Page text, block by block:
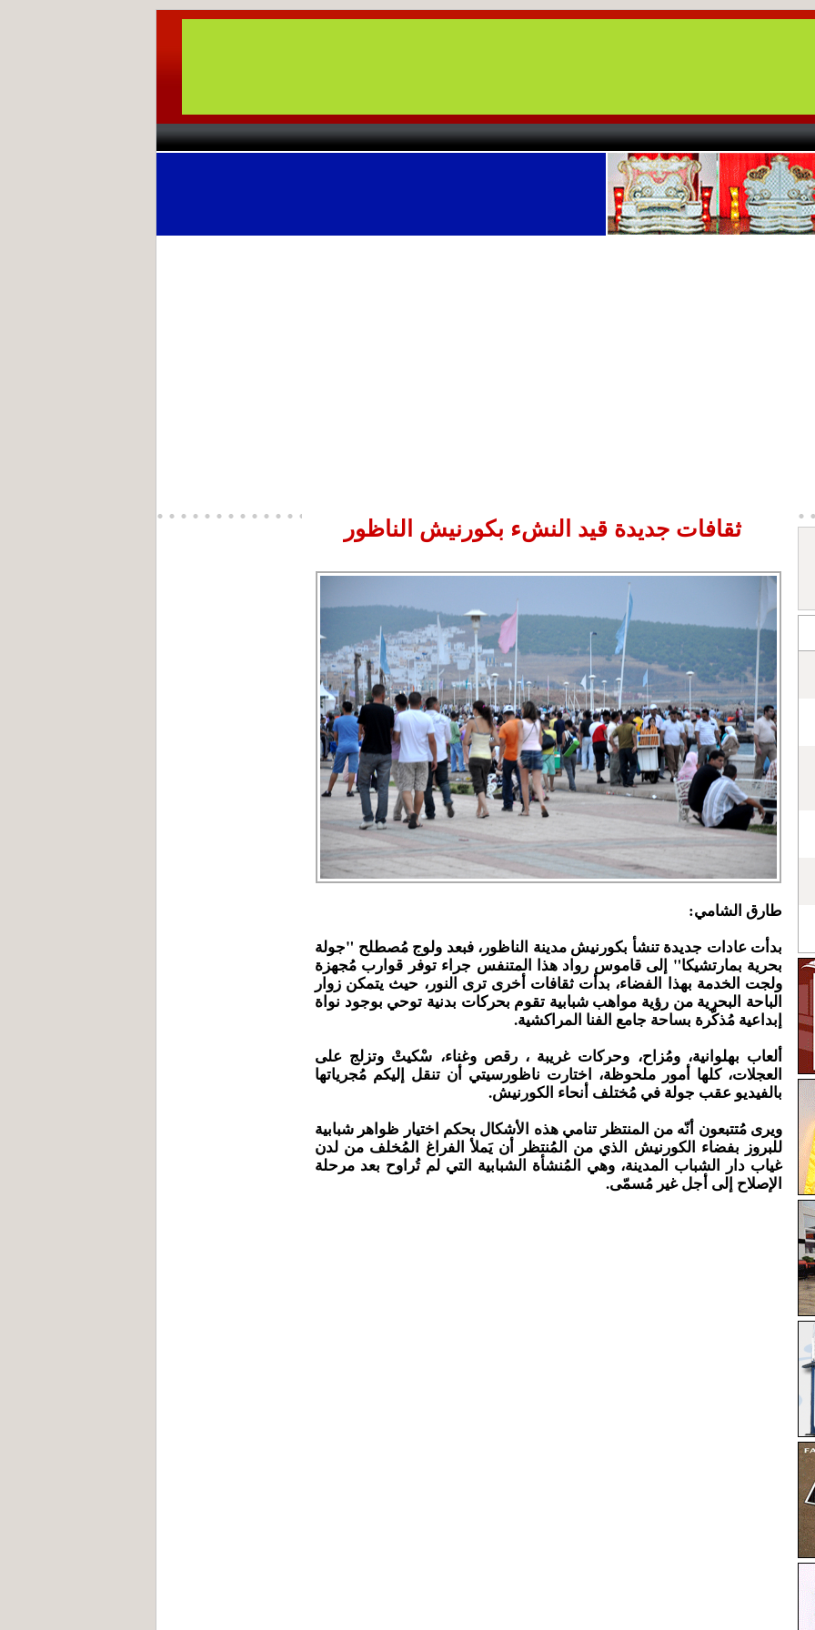
ثقافات جديدة قيد النشء بكورنيش الناظور
طارق الشامي:
بدأت عادات جديدة تنشأ بكورنيش مدينة الناظور، فبعد ولوج مُصطلح "جولة
بحرية بمارتشيكا" إلى قاموس رواد هذا المتنفس جراء توفر قوارب مُجهزة
ولجت الخدمة بهذا الفضاء، بدأت ثقافات أخرى ترى النور، حيث يتمكن زوار
الباحة البحرية من رؤية مواهب شبابية تقوم بحركات بدنية توحي بوجود نواة
إبداعية مُذكّرة بساحة جامع الفنا المراكشية.
ألعاب بهلوانية، ومُزاح، وحركات غريبة ، رقص وغناء، سْكيتْ وتزلج على
العجلات، كلها أمور ملحوظة، اختارت ناظورسيتي أن تنقل إليكم مُجرياتها
بالفيديو عقب جولة في مُختلف أنحاء الكورنيش.
ويرى مُتتبعون أنّه من المنتظر تنامي هذه الأشكال بحكم اختيار ظواهر شبابية
للبروز بفضاء الكورنيش الذي من المُنتظر أن يَملأ الفراغ المُخلف من لدن
غياب دار الشباب المدينة، وهي المُنشأة الشبابية التي لم تُراوح بعد مرحلة
الإصلاح إلى أجل غير مُسمّى.